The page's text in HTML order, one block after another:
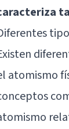
atomismo